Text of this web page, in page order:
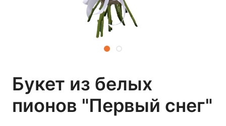
Букет из белых
пионов "Первый снег"